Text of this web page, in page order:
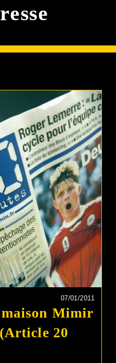
07/01/2011
Mimir
20